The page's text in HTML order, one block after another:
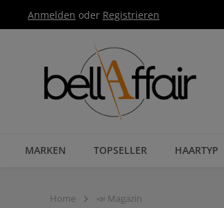
Hauptnavigation springen
Anmelden oder Registrieren
MARKEN TOPSELLER HAARTYP
Home 📣 Magazin